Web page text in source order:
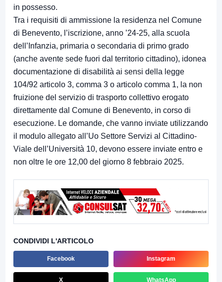
in possesso.
Tra i requisiti di ammissione la residenza nel Comune
di Benevento, l’iscrizione, anno ’24-25, alla scuola
dell’Infanzia, primaria o secondaria di primo grado
(anche avente sede fuori dal territorio cittadino), idonea
documentazione di disabilità ai sensi della legge
104/92 articolo 3, comma 3 o articolo comma 1, la non
fruizione del servizio di trasporto collettivo erogato
direttamente dal Comune di Benevento, in corso di
esecuzione. Le domande, che vanno inviate utilizzando
il modulo allegato all’Uo Settore Servizi al Cittadino-
Viale dell’Università 10, devono essere inviate entro e
non oltre le ore 12,00 del giorno 8 febbraio 2025.
CONDIVIDI L'ARTICOLO
Facebook Instagram
X WhatsApp